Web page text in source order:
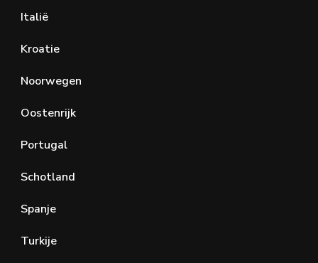
Italië
Kroatie
Noorwegen
Oostenrijk
Portugal
Schotland
Spanje
Turkije